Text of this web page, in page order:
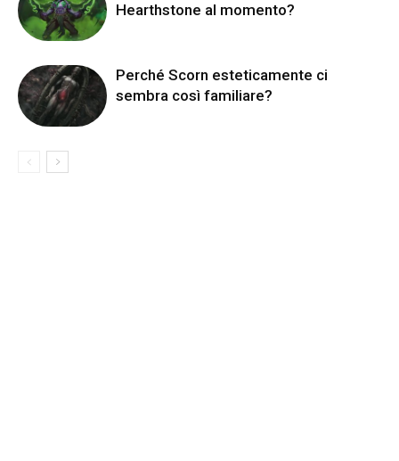
Hearthstone al momento?
Perché Scorn esteticamente ci
sembra così familiare?